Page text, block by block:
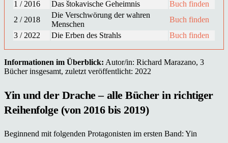
1 / 2016
Das štokavische Geheimnis
Buch finden
2 / 2018
Die Verschwörung der wahren
Menschen
Buch finden
3 / 2022
Die Erben des Strahls Buch finden
Informationen im Überblick: Autor/in: Richard Marazano, 3
Bücher insgesamt, zuletzt veröffentlicht: 2022
Yin und der Drache – alle Bücher in richtiger
Reihenfolge (von 2016 bis 2019)
Beginnend mit folgenden Protagonisten im ersten Band: Yin